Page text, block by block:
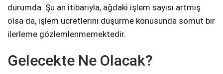
durumda. Şu an itibarıyla, ağdaki işlem sayısı artmış
olsa da, işlem ücretlerini düşürme konusunda somut bir
ilerleme gözlemlenmemektedir.
Gelecekte Ne Olacak?